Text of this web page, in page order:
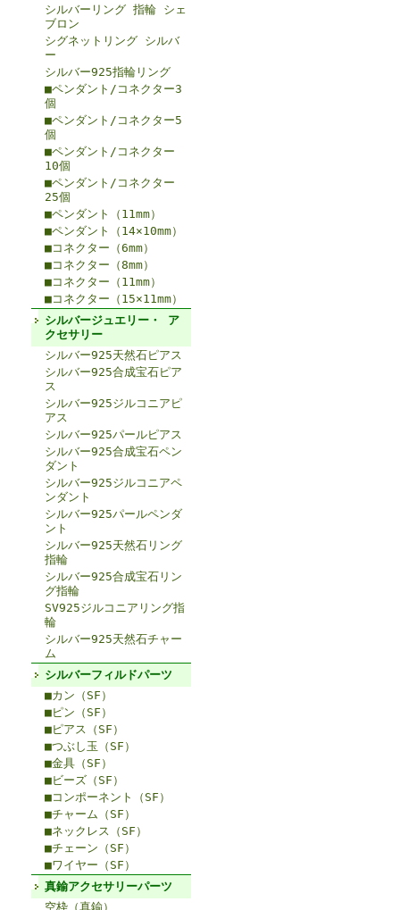
シルバーリング 指輪 シェ
ブロン
シグネットリング シルバ
ー
シルバー925指輪リング
■ペンダント/コネクター3
個
■ペンダント/コネクター5
個
■ペンダント/コネクター
10個
■ペンダント/コネクター
25個
■ペンダント（11mm）
■ペンダント（14×10mm）
■コネクター（6mm）
■コネクター（8mm）
■コネクター（11mm）
■コネクター（15×11mm）
シルバージュエリー・ ア
クセサリー
シルバー925天然石ピアス
シルバー925合成宝石ピア
ス
シルバー925ジルコニアピ
アス
シルバー925パールピアス
シルバー925合成宝石ペン
ダント
シルバー925ジルコニアペ
ンダント
シルバー925パールペンダ
ント
シルバー925天然石リング
指輪
シルバー925合成宝石リン
グ指輪
SV925ジルコニアリング指
輪
シルバー925天然石チャー
ム
シルバーフィルドパーツ
■カン（SF）
■ピン（SF）
■ピアス（SF）
■つぶし玉（SF）
■金具（SF）
■ビーズ（SF）
■コンポーネント（SF）
■チャーム（SF）
■ネックレス（SF）
■チェーン（SF）
■ワイヤー（SF）
真鍮アクセサリーパーツ
空枠（真鍮）